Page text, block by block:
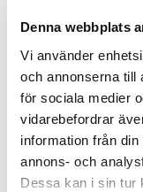
Denna webbplats
Vi använder
och annonserna till
för sociala medier
vidarebefordrar
information från
annons- och
Dessa kan i sin tur
Art.Nr
Bredd (mm)
För inomhusbruk
För utomhusbruk
Längd (mm)
Tål Golvvärme
Visa fler